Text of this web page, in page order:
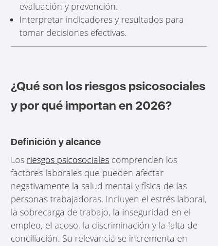
evaluación y prevención.
Interpretar indicadores y resultados para
tomar decisiones efectivas.
¿Qué son los riesgos psicosociales
y por qué importan en 2026?
Definición y alcance
Los riesgos psicosociales comprenden los
factores laborales que pueden afectar
negativamente la salud mental y física de las
personas trabajadoras. Incluyen el estrés laboral,
la sobrecarga de trabajo, la inseguridad en el
empleo, el acoso, la discriminación y la falta de
conciliación. Su relevancia se incrementa en